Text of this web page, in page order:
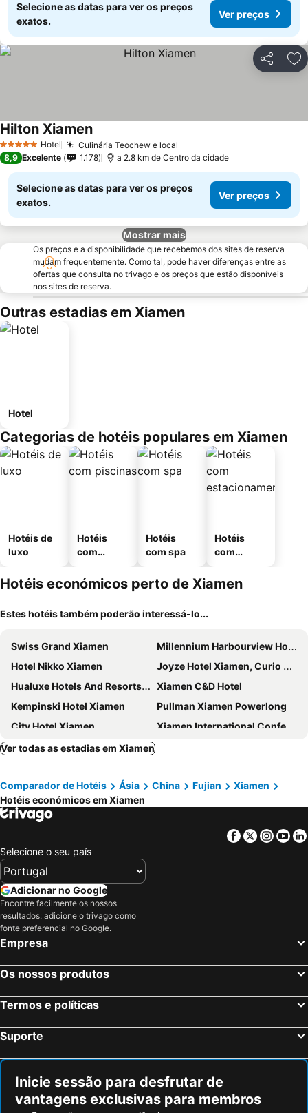
Selecione as datas para ver os preços
exatos.
Ver preços
Partilhar
5 Estrelas Hotel Culinária Teochew e local
Hilton Xiamen
8,9 Excelente 1.178 a 2.8 km de Centro da cidade
Selecione as datas para ver os preços
exatos.
Ver preços
Mostrar mais
Os preços e a disponibilidade que recebemos dos sites de reserva
mudam frequentemente. Como tal, pode haver diferenças entre as
ofertas que consulta no trivago e os preços que estão disponíveis
nos sites de reserva.
Outras estadias em Xiamen
Hotel
Categorias de hotéis populares em Xiamen
Hotéis de
luxo
Hotéis
com
Hotéis
com spa
Hotéis
com
mento
Hotéis económicos perto de Xiamen
Estes hotéis também poderão interessá-lo...
Swiss Grand Xiamen
Millennium Harbourview Hotel Xiamen
Hotel Nikko Xiamen
Joyze Hotel Xiamen, Curio Collection By Hilton
Hualuxe Hotels And Resorts Xiamen Haicang Harbour View By Ihg
Xiamen C&D Hotel
Kempinski Hotel Xiamen
Pullman Xiamen Powerlong
City Hotel Xiamen
Xiamen International Conference Center Hotel
InterContinental Xiamen by IHG
Hitel Hotel
Ver todas as estadias em Xiamen
Comparador de Hotéis Ásia China Fujian
Xiamen
Hotéis económicos em Xiamen
Facebook
Twitter
Selecione o seu país
Adicionar no Google
Encontre facilmente os nossos
resultados: adicione o trivago como
fonte preferencial no Google.
Empresa
Os nossos produtos
Termos e políticas
Suporte
Inicie sessão para desfrutar de
vantagens exclusivas para membros